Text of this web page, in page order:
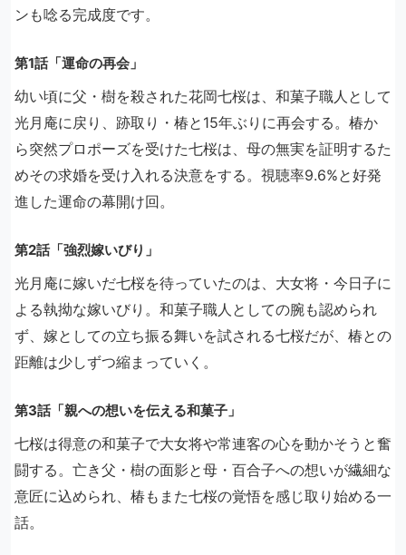
ンも唸る完成度です。
第1話「運命の再会」
幼い頃に父・樹を殺された花岡七桜は、和菓子職人として
光月庵に戻り、跡取り・椿と15年ぶりに再会する。椿か
ら突然プロポーズを受けた七桜は、母の無実を証明するた
めその求婚を受け入れる決意をする。視聴率9.6%と好発
進した運命の幕開け回。
第2話「強烈嫁いびり」
光月庵に嫁いだ七桜を待っていたのは、大女将・今日子に
よる執拗な嫁いびり。和菓子職人としての腕も認められ
ず、嫁としての立ち振る舞いを試される七桜だが、椿との
距離は少しずつ縮まっていく。
第3話「親への想いを伝える和菓子」
七桜は得意の和菓子で大女将や常連客の心を動かそうと奮
闘する。亡き父・樹の面影と母・百合子への想いが繊細な
意匠に込められ、椿もまた七桜の覚悟を感じ取り始める一
話。